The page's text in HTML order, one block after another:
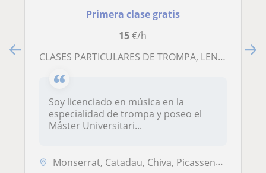
Primera clase gratis
15€/h
CLASES PARTICULARES DE TROMPA, LENGUAJE MUSICAL, ARMONÍA Y ANÁLISIS MUSICAL
Soy licenciado en música en la
especialidad de trompa y poseo el
Máster Universitari...
Monserrat, Catadau, Chiva, Picassent, Torrent, Valencia Capital